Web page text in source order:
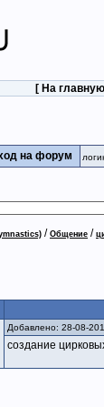
[ На главную
на форум
/ Общение /
Добавлено: 28-08-
создание